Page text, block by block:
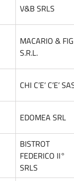
V&B SRLS
MACARIO &
S.R.L.
CHI C’E’ C’E’
EDOMEA SRL
BISTROT
FEDERICO II°
SRLS